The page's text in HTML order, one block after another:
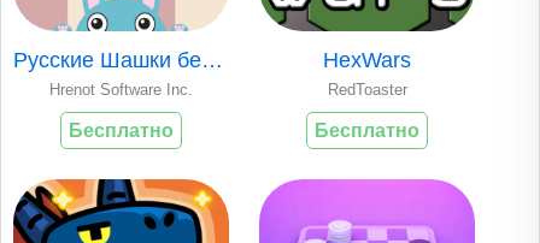
Русские Шашки без рекламы
Hrenot Software Inc.
Бесплатно
HexWars
RedToaster
Бесплатно